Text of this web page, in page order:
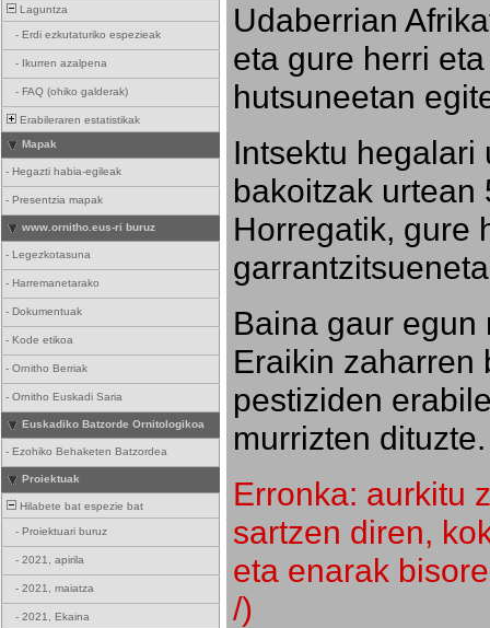
Laguntza
- Erdi ezkutaturiko espezieak
- Ikurren azalpena
- FAQ (ohiko galderak)
Erabileraren estatistikak
Mapak
- Hegazti habia-egileak
- Presentzia mapak
www.ornitho.eus-ri buruz
- Legezkotasuna
- Harremanetarako
- Dokumentuak
- Kode etikoa
- Ornitho Berriak
- Ornitho Euskadi Saria
Euskadiko Batzorde Ornitologikoa
- Ezohiko Behaketen Batzordea
Proiektuak
Hilabete bat espezie bat
- Proiektuari buruz
- 2021, apirila
- 2021, maiatza
- 2021, Ekaina
Udaberrian
eta gure herri
hutsuneetan
Intsektu hegalari
bakoitzak urtean
Horregatik, gure
Baina gaur egun
Eraikin zaharren
pestiziden
murrizten dituzte.
Erronka: aurkitu
sartzen diren,
eta enarak
/)